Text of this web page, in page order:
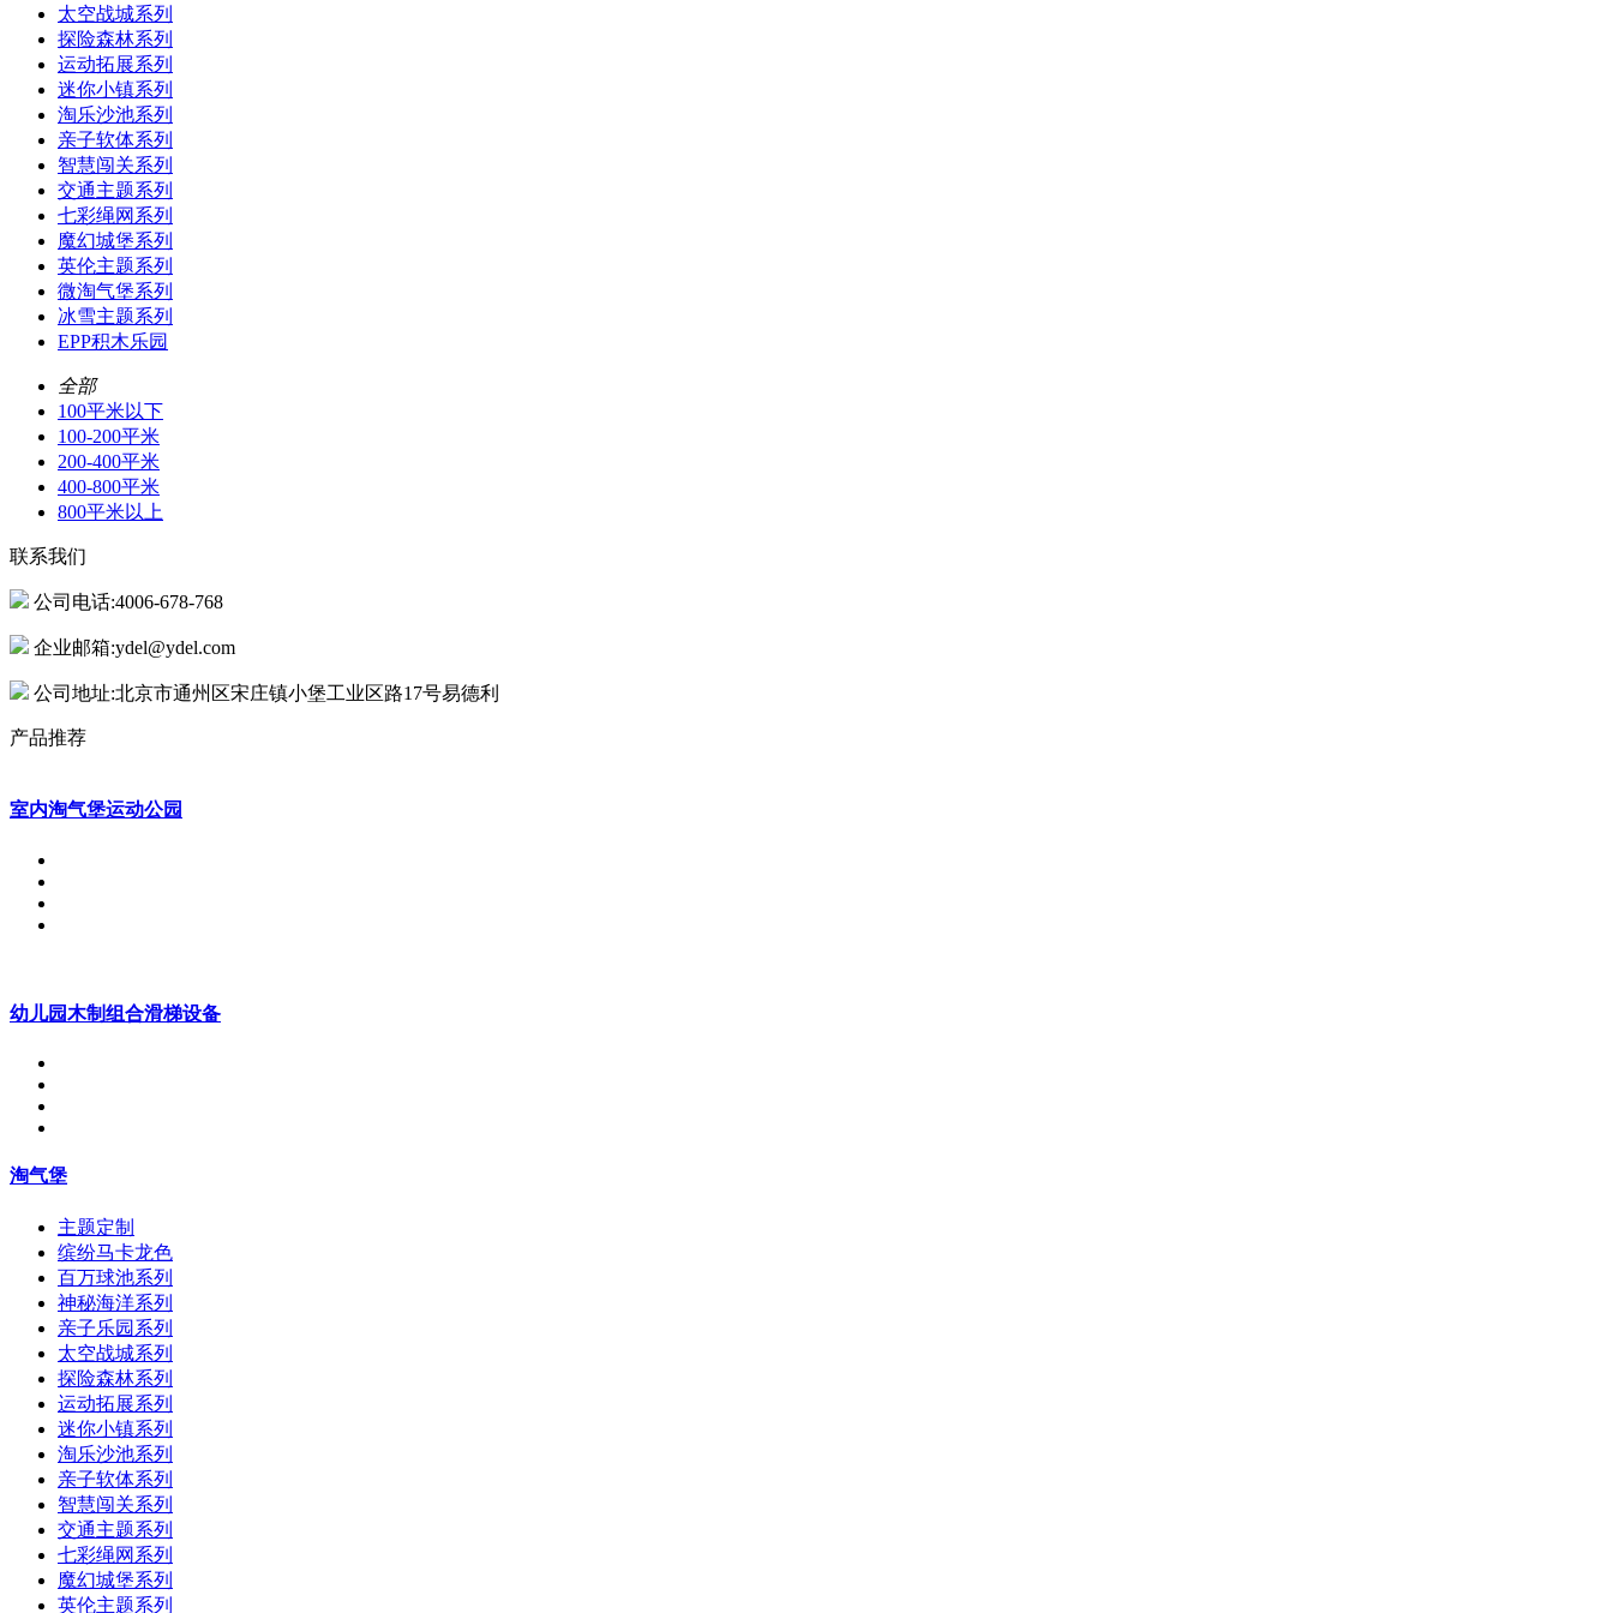
太空战城系列
探险森林系列
运动拓展系列
迷你小镇系列
淘乐沙池系列
亲子软体系列
智慧闯关系列
交通主题系列
七彩绳网系列
魔幻城堡系列
英伦主题系列
微淘气堡系列
冰雪主题系列
EPP积木乐园
全部
100平米以下
100-200平米
200-400平米
400-800平米
800平米以上
联系我们
公司电话:4006-678-768
企业邮箱:ydel@ydel.com
公司地址:北京市通州区宋庄镇小堡工业区路17号易德利
产品推荐
室内淘气堡运动公园
幼儿园木制组合滑梯设备
淘气堡
主题定制
缤纷马卡龙色
百万球池系列
神秘海洋系列
亲子乐园系列
太空战城系列
探险森林系列
运动拓展系列
迷你小镇系列
淘乐沙池系列
亲子软体系列
智慧闯关系列
交通主题系列
七彩绳网系列
魔幻城堡系列
英伦主题系列